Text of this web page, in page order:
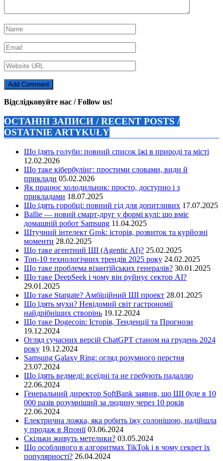
Відслідковуйте нас / Follow us!
ОСТАННІ ЗАПИСИ / RECENT POSTS /
OSTATNIE ARTYKUŁY
Що їдять голуби: повний список їжі в природі та місті
12.02.2026
Що таке кібербулінг: простими словами, види й
приклади 05.02.2026
Як працює холодильник: просто, доступно і з
прикладами 18.07.2025
Що їдять горобці: повний гід для допитливих 17.07.2025
Ballie — новий смарт-друг у формі кулі: що вміє
домашній робот Samsung 11.04.2025
Штучний інтелект Grok: історія, розвиток та курйозні
моменти 28.02.2025
Що таке агентний ШІ (Agentic AI)? 25.02.2025
Топ-10 технологічних трендів 2025 року 24.02.2025
Що таке проблема візантійських генералів? 30.01.2025
Що таке DeepSeek і чому він руйнує сектор АІ?
29.01.2025
Що таке Stargate? Амбіційний ШІ проект 28.01.2025
Що їдять мухи? Невідомий світ гастрономії
найдрібніших створінь 19.12.2024
Що таке Dogecoin: Історія, Тенденції та Прогнози
19.12.2024
Огляд сучасних версій ChatGPT станом на грудень 2024
року 19.12.2024
Samsung Galaxy Ring: огляд розумного перстня
23.07.2024
Що їдять ведмеді: всеїдні та не гребують падаллю
22.06.2024
Генеральний директор SoftBank заявив, що ШІ буде в 10
000 разів розумніший за людину через 10 років
22.06.2024
Електрична ложка, яка робить їжу солонішою, надійшла
у продаж в Японії 03.06.2024
Скільки живуть метелики? 03.05.2024
Що особливого в алгоритмах TikTok і в чому секрет їх
популярності? 26.04.2024